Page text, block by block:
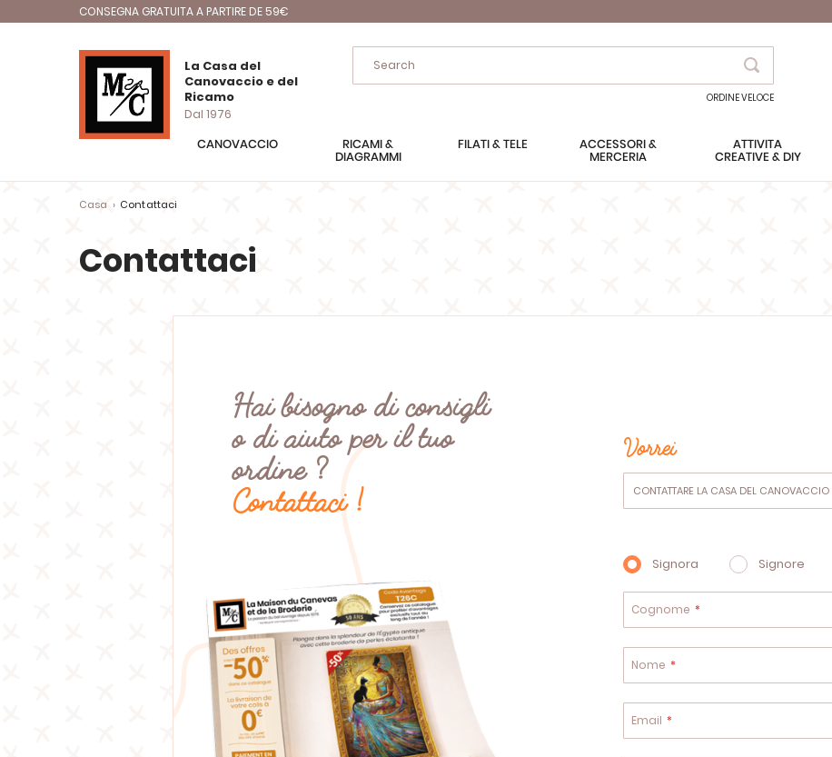
CONSEGNA GRATUITA A PARTIRE DE 59€
La Casa del
Canovaccio e del
Ricamo
Dal 1976
Search
ORDINE VELOCE
CANOVACCIO
RICAMI &
DIAGRAMMI
FILATI & TELE
ACCESSORI &
MERCERIA
ATTIVITÀ
CREATIVE & DIY
Casa Contattaci
Contattaci
Hai bisogno di consigli
o di aiuto per il tuo
ordine ?
Contattaci !
Vorrei
Signora Signore
Cognome
Nome
Email